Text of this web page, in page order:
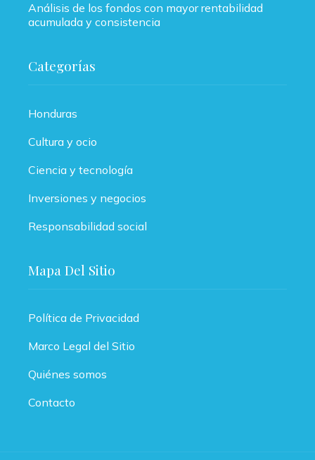
Análisis de los fondos con mayor rentabilidad
acumulada y consistencia
Categorías
Honduras
Cultura y ocio
Ciencia y tecnología
Inversiones y negocios
Responsabilidad social
Mapa Del Sitio
Política de Privacidad
Marco Legal del Sitio
Quiénes somos
Contacto